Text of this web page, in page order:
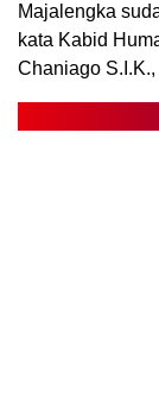
Majalengka
kata Kabid
Chaniago S.I.K.,